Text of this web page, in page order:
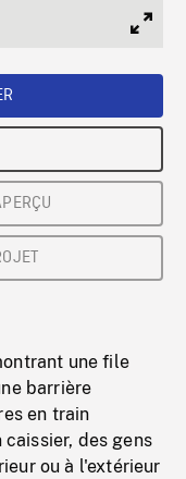
une file
barrière
en train
des gens
ou à l'extérieur